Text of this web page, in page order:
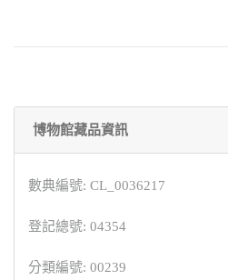
博物館藏品資訊
數典編號: CL_0036217
登記總號: 04354
分類編號: 00239